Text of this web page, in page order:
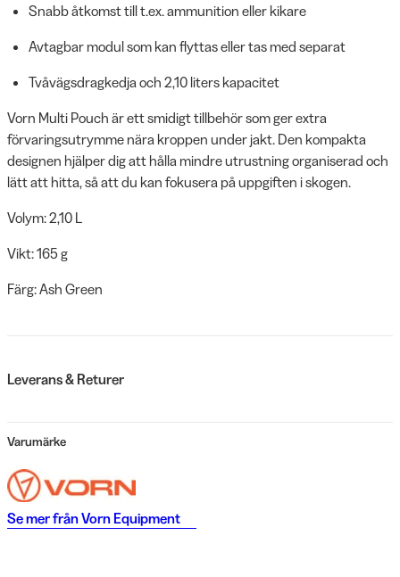
Snabb åtkomst till t.ex. ammunition eller kikare
Avtagbar modul som kan flyttas eller tas med separat
Tvåvägsdragkedja och 2,10 liters kapacitet
Vorn Multi Pouch är ett smidigt tillbehör som ger extra
förvaringsutrymme nära kroppen under jakt. Den kompakta
designen hjälper dig att hålla mindre utrustning organiserad och
lätt att hitta, så att du kan fokusera på uppgiften i skogen.
Volym: 2,10 L
Vikt: 165 g
Färg: Ash Green
Leverans & Returer
Varumärke
Se mer frånVorn Equipment